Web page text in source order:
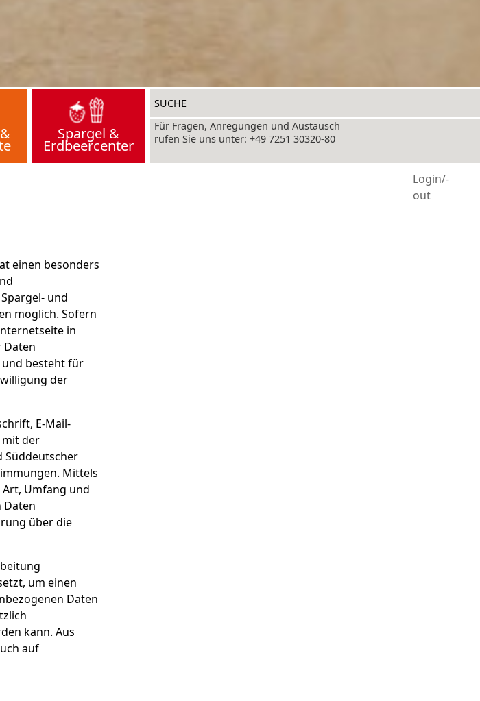
Spargel &
Erdbeercenter +49 7251 30320-80
Login/-
out
einen besonders
und
möglich. Sofern
in
Daten
besteht für
der
E-Mail-
mit der
Süddeutscher
Mittels
Umfang und
Daten
über die
um einen
Daten
kann. Aus
auf